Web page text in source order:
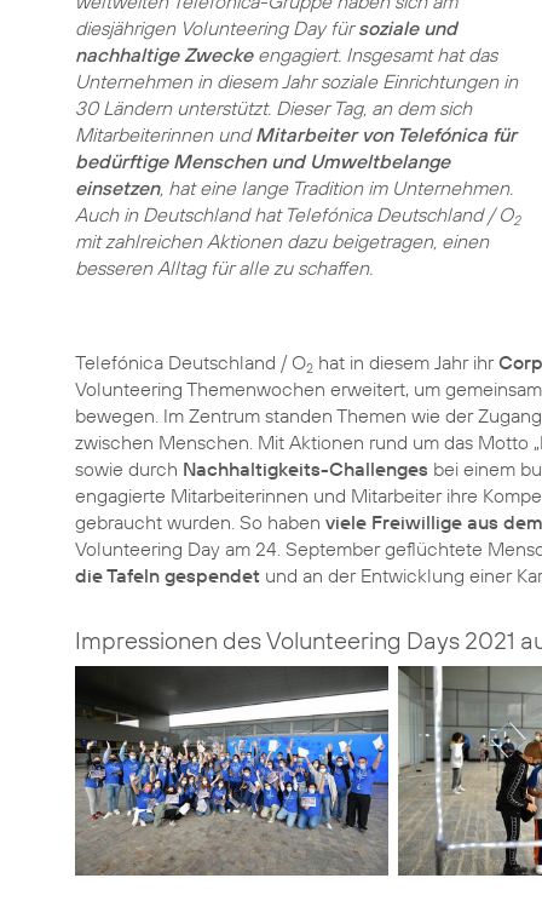
diesjährigen Volunteering Dayfürsoziale und
nachhaltige Zweckeengagiert. Insgesamt hat das
Unternehmen in diesem Jahr soziale Einrichtungen in
30 Ländern unterstützt. Dieser Tag, an dem sich
Mitarbeiterinnen undMitarbeiter von Telefónica für
bedürftige Menschen und Umweltbelange
einsetzen, hat eine lange Tradition im Unternehmen.
Auch in Deutschland hat Telefónica Deutschland / O2
mit zahlreichen Aktionen dazu beigetragen, einen
besseren Alltag für alle zu schaffen.
Telefónica Deutschland / O2 hat in diesem Jahr ihr
Volunteering Themenwochen erweitert, um
bewegen. Im Zentrum standen Themen wie der
zwischen Menschen. Mit Aktionen rund um das Motto
sowie durch Nachhaltigkeits-Challenges bei einem
engagierte Mitarbeiterinnen und Mitarbeiter ihre
gebraucht wurden. So haben viele Freiwillige aus
Volunteering Day am 24. September geflüchtete
die Tafeln gespendet und an der Entwicklung einer
Impressionen des Volunteering Days 2021